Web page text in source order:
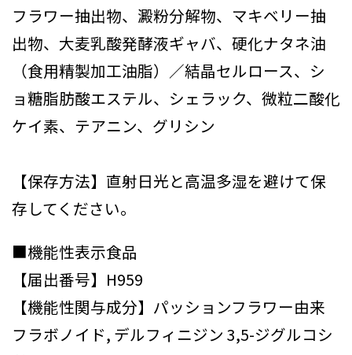
フラワー抽出物、澱粉分解物、マキベリー抽
出物、大麦乳酸発酵液ギャバ、硬化ナタネ油
（食用精製加工油脂）／結晶セルロース、シ
ョ糖脂肪酸エステル、シェラック、微粒二酸化
ケイ素、テアニン、グリシン
【保存方法】直射日光と高温多湿を避けて保
存してください。
■機能性表示食品
【届出番号】H959
【機能性関与成分】パッションフラワー由来
フラボノイド, デルフィニジン 3,5-ジグルコシ